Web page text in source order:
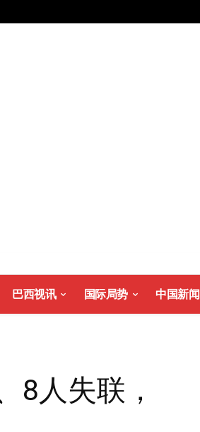
巴西视讯 国际局势 中国新闻
8人失联，